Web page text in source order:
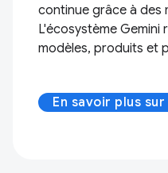
continue grâce à des
L'écosystème Gemini
modèles, produits et
En savoir plus